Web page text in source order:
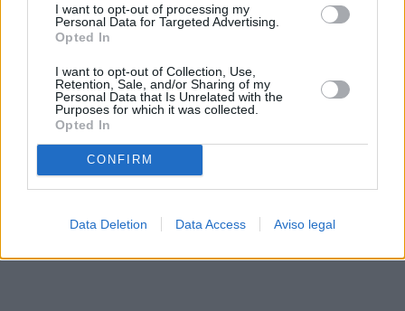
I want to opt-out of processing my
Personal Data for Targeted Advertising.
Opted In
I want to opt-out of Collection, Use,
Retention, Sale, and/or Sharing of my
Personal Data that Is Unrelated with the
Purposes for which it was collected.
Opted In
CONFIRM
Data Deletion Data Access Aviso legal